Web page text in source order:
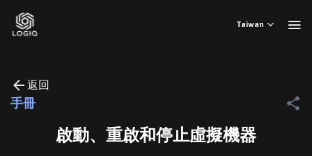
Taiwan
返回
手冊
啟動、重啟和停止虛擬機器